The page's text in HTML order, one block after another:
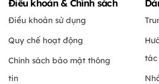
Điều khoản & Chính sách
Điều khoản sử dụng
Quy chế hoạt động
Chính sách bảo mật thông
tin
tác